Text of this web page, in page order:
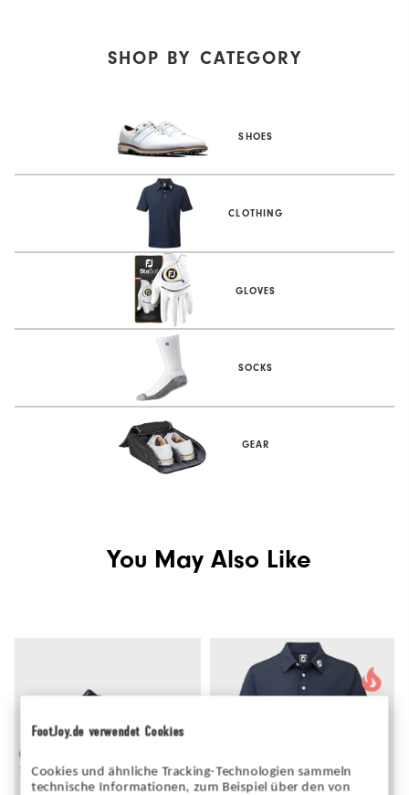
FootJoy.de verwendet Cookies
Cookies und ähnliche Tracking-Technologien sammeln
technische Informationen, zum Beispiel über den von
SHOP BY CATEGORY
SHOES
CLOTHING
GLOVES
SOCKS
GEAR
You May Also Like